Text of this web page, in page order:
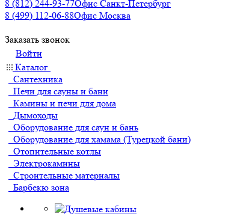
8 (812) 244-93-77Офис Санкт-Петербург
8 (499) 112-06-88Офис Москва
Заказать звонок
Войти
Каталог
Сантехника
Печи для сауны и бани
Камины и печи для дома
Дымоходы
Оборудование для саун и бань
Оборудование для хамама (Турецкой бани)
Отопительные котлы
Электрокамины
Строительные материалы
Барбекю зона